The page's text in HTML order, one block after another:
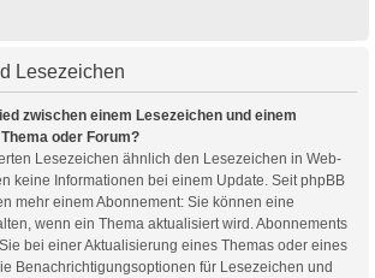
Lesezeichen
zwischen einem Lesezeichen und einem
oder Forum?
Lesezeichen ähnlich den Lesezeichen in Web-
keine Informationen bei einem Update. Seit phpBB
mehr einem Abonnement: Sie können eine
wenn ein Thema aktualisiert wird. Abonnements
bei einer Aktualisierung eines Themas oder eines
Benachrichtigungsoptionen für Lesezeichen und